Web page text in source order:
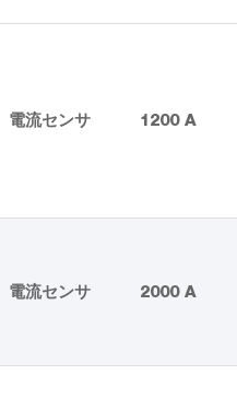
電流センサ 1200 A
電流センサ 2000 A